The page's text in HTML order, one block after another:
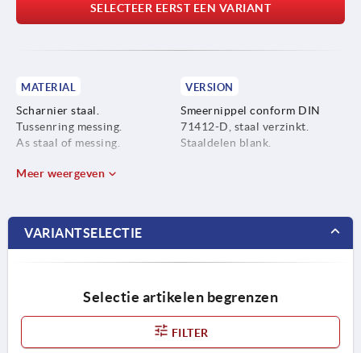
SELECTEER EERST EEN VARIANT
MATERIAL
Scharnier staal.
Tussenring messing.
As staal of messing.
VERSION
Smeernippel conform DIN
71412-D, staal verzinkt.
Staaldelen blank.
Meer weergeven
VARIANTSELECTIE
Selectie artikelen begrenzen
FILTER